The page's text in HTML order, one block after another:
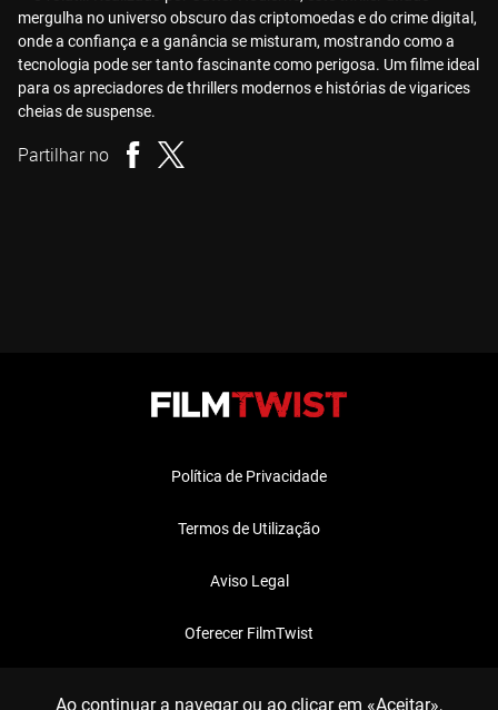
mergulha no universo obscuro das criptomoedas e do crime digital,
onde a confiança e a ganância se misturam, mostrando como a
tecnologia pode ser tanto fascinante como perigosa. Um filme ideal
para os apreciadores de thrillers modernos e histórias de vigarices
cheias de suspense.
Partilhar no
Política de Privacidade
Termos de Utilização
Aviso Legal
Oferecer FilmTwist
Ao continuar a navegar ou ao clicar em «Aceitar»,